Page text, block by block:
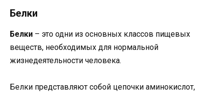
Белки
Белки – это одни из основных классов пищевых
веществ, необходимых для нормальной
жизнедеятельности человека.
Белки представляют собой цепочки аминокислот,